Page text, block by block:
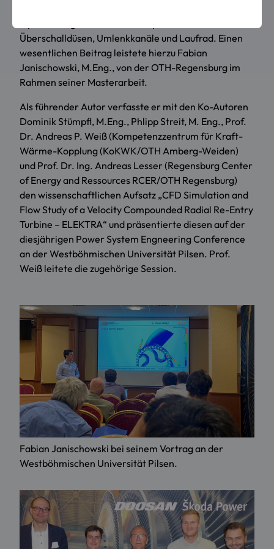
Überschalldüsen, Umlenkkanäle und Laufrad. Einen
wesentlichen Beitrag leistete hierzu Fabian
Janischowski, M.Eng., von der OTH-Regensburg im
Rahmen seiner Masterarbeit.
Als führender Autor verfasste er mit den Ko-Autoren
Dominik Stümpfl, M.Eng., Phlipp Streit, M. Eng., Prof.
Dr. Andreas P. Weiß (Kompetenzzentrum für Kraft-
Wärme-Kopplung (KoKWK/OTH Amberg-Weiden)
und Prof. Dr. Ing. Andreas Lesser (Regensburg Center
of Energy and Ressources RCER/OTH Regensburg)
den wissenschaftlichen Aufsatz „CFD Simulation and
Flow Study of a Velocity Compounded Radial Re-Entry
Turbine – ELEKTRA“ und präsentierte diesen auf der
diesjährigen Power System Engneering Conference
an der Westböhmischen Universität Pilsen. Prof.
Weiß leitete die zugehörige Session.
Fabian Janischowski bei seinem Vortrag an der
Westböhmischen Universität Pilsen.